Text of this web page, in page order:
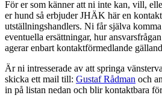
För er som känner att ni inte kan, vill,
er hund så erbjuder JHÄK här en
utställningshandlers. Ni får själva
eventuella ersättningar, hur
agerar enbart kontaktförmedlande
Är ni intresserade av att springa
skicka ett mail till: Gustaf Rådman och
in på listan nedan och blir kontaktbara